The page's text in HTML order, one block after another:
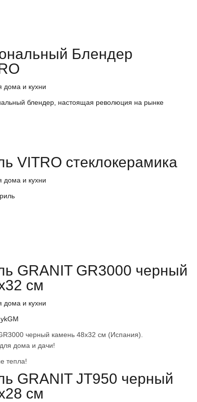
Блендер
дома и кухни
блендер, настоящая революция на рынке
VITRO стеклокерамика
дома и кухни
GRANIT GR3000 черный
см
дома и кухни
черный камень 48х32 см (Испания).
дома и дачи!
тепла!
GRANIT JT950 черный
см